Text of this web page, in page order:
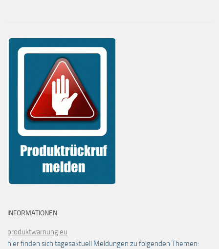
INFORMATIONEN
produktwarnung.eu
hier finden sich tagesaktuell Meldungen zu folgenden Themen: